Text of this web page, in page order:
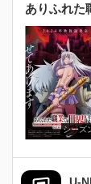
ありふれた
シーズ
U-